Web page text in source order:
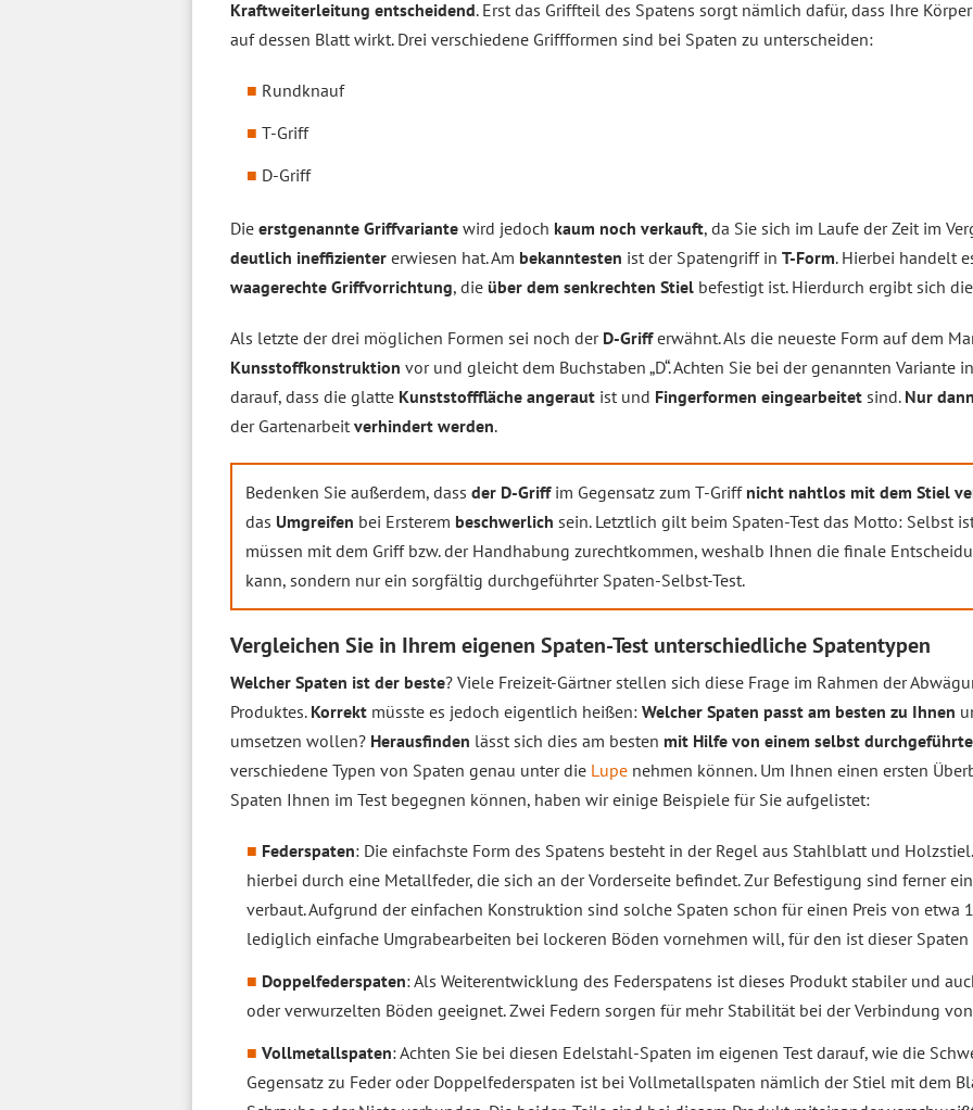
Kraftweiterleitung entscheidend. Erst das Griffteil des Spatens sorgt nämlich dafür, dass Ihre
auf dessen Blatt wirkt. Drei verschiedene Griffformen sind bei Spaten zu unterscheiden:
Rundknauf
T-Griff
D-Griff
Die erstgenannte Griffvariante wird jedoch kaum noch verkauft, da Sie sich im Laufe der Zeit im
deutlich ineffizienter erwiesen hat. Am bekanntesten ist der Spatengriff in T-Form. Hierbei handelt
waagerechte Griffvorrichtung, die über dem senkrechten Stiel befestigt ist. Hierdurch ergibt sich die
Als letzte der drei möglichen Formen sei noch der D-Grifferwähnt. Als die neueste Form auf dem
Kunsstoffkonstruktion vor und gleicht dem Buchstaben „D“. Achten Sie bei der genannten Variante
darauf, dass die glatte Kunststofffläche angeraut ist und Fingerformen eingearbeitet sind. Nur dann
der Gartenarbeit verhindert werden.
Bedenken Sie außerdem, dass der D-Griffim Gegensatz zum T-Griff nicht nahtlos mit dem Stiel
das Umgreifen bei Ersterem beschwerlich sein. Letztlich gilt beim Spaten-Test das Motto: Selbst
müssen mit dem Griff bzw. der Handhabung zurechtkommen, weshalb Ihnen die finale
kann, sondern nur ein sorgfältig durchgeführter Spaten-Selbst-Test.
Vergleichen Sie in Ihrem eigenen Spaten-Test unterschiedliche Spatentypen
Welcher Spaten ist der beste? Viele Freizeit-Gärtner stellen sich diese Frage im Rahmen der
Produktes. Korrekt müsste es jedoch eigentlich heißen: Welcher Spaten passt am besten zu Ihnen
umsetzen wollen? Herausfinden lässt sich dies am besten mit Hilfe von einem selbst
verschiedene Typen von Spaten genau unter die Lupe nehmen können. Um Ihnen einen ersten
Spaten Ihnen im Test begegnen können, haben wir einige Beispiele für Sie aufgelistet:
Federspaten: Die einfachste Form des Spatens besteht in der Regel aus Stahlblatt und
hierbei durch eine Metallfeder, die sich an der Vorderseite befindet. Zur Befestigung sind ferner
verbaut. Aufgrund der einfachen Konstruktion sind solche Spaten schon für einen Preis von etwa
lediglich einfache Umgrabearbeiten bei lockeren Böden vornehmen will, für den ist dieser Spaten
Doppelfederspaten: Als Weiterentwicklung des Federspatens ist dieses Produkt stabiler und
oder verwurzelten Böden geeignet. Zwei Federn sorgen für mehr Stabilität bei der Verbindung
Vollmetallspaten: Achten Sie bei diesen Edelstahl-Spaten im eigenen Test darauf, wie die
Gegensatz zu Feder oder Doppelfederspaten ist bei Vollmetallspaten nämlich der Stiel mit dem